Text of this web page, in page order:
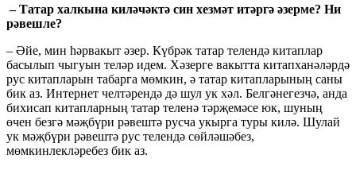
– Татар халкына килəчəктə син хезмəт итəргə əзерме? Ни
рәвешле?
– Әйе, мин һәрвакыт әзер. Күбрәк татар телендә китаплар
басылып чыгуын теләр идем. Хәзерге вакытта китапханәләрдә
рус китапларын табарга мөмкин, ә татар китапларының саны
бик аз. Интернет челтәрендә дә шул ук хәл. Белгәнегезчә, анда
бихисап китапларның татар теленә тәрҗемәсе юк, шуның
өчен безгә мәҗбүри рәвештә русча укырга туры килә. Шулай
ук мәҗбүри рәвештә рус телендә сөйләшәбез,
мөмкинлекләребез бик аз.